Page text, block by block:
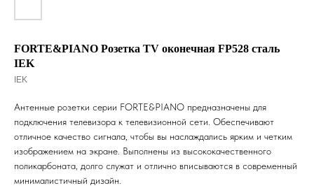
FORTE&PIANO Розетка TV оконечная FP528 сталь
IEK
IEK
Антенные розетки серии FORTE&PIANO предназначены для
подключения телевизора к телевизионной сети. Обеспечивают
отличное качество сигнала, чтобы вы наслаждались ярким и четким
изображением на экране. Выполнены из высококачественного
поликарбоната, долго служат и отлично вписываются в современный
минималистичный дизайн.